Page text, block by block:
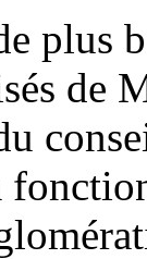
plus
de